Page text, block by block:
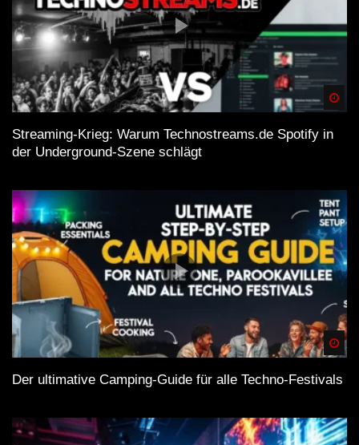
Streaming-Krieg: Warum Technostreams.de Spotify in
der Underground-Szene schlägt
Der ultimative Camping-Guide für alle Techno-Festivals